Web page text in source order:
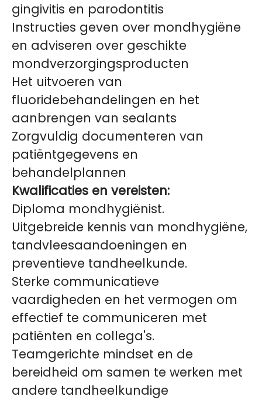
gingivitis en parodontitis
Instructies geven over mondhygiëne
en adviseren over geschikte
mondverzorgingsproducten
Het uitvoeren van
fluoridebehandelingen en het
aanbrengen van sealants
Zorgvuldig documenteren van
patiëntgegevens en
behandelplannen
Kwalificaties en vereisten:
Diploma mondhygiënist.
Uitgebreide kennis van mondhygiëne,
tandvleesaandoeningen en
preventieve tandheelkunde.
Sterke communicatieve
vaardigheden en het vermogen om
effectief te communiceren met
patiënten en collega's.
Teamgerichte mindset en de
bereidheid om samen te werken met
andere tandheelkundige